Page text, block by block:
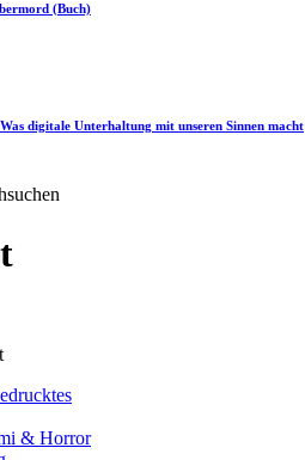
(Buch)
digitale Unterhaltung mit unseren Sinnen macht
& Horror